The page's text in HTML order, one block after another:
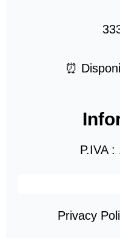
⏰
P.IVA :
Privacy